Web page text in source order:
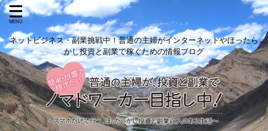
ネットビジネス・副業挑戦中！普通の主婦がインターネットやほったら
かし投資と副業で稼ぐための情報ブログ